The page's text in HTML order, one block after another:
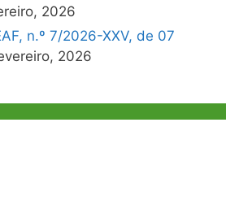
2026
n.º 7/2026-XXV, de 07
2026